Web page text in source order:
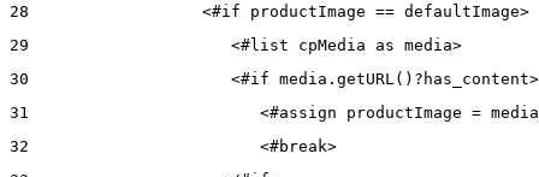
28
                  <#if productImage == defaultImage>
29
                     <#list cpMedia as media>
30
<#if
31
<#assign productImage =
32
                        <#break>